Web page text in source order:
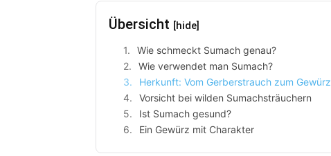
Übersicht [hide]
Wie schmeckt Sumach genau?
Wie verwendet man Sumach?
Herkunft: Vom Gerberstrauch zum Gewürz
Vorsicht bei wilden Sumachsträuchern
Ist Sumach gesund?
Ein Gewürz mit Charakter